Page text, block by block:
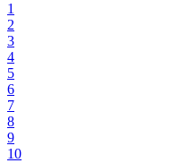
1
2
3
4
5
6
7
8
9
10